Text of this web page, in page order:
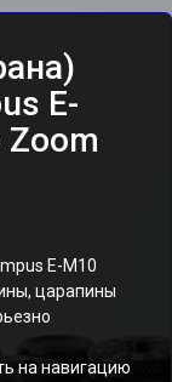
E-
Zoom
E-M10
царапины
на навигацию